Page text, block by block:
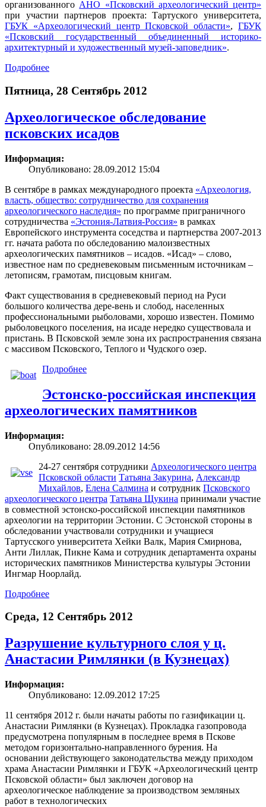
организованного АНО «Псковский археологический центр»
при участии партнеров проекта: Тартуского университета,
ГБУК «Археологический центр Псковской области»,ГБУК
«Псковский государственный объединенный историко-
архитектурный и художественный музей-заповедник».
Подробнее
Пятница, 28 Сентябрь 2012
Археологическое обследование
псковских исадов
Информация:
Опубликовано: 28.09.2012 15:04
В сентябре в рамках международного проекта «Археология,
власть, общество: сотрудничество для сохранения
археологического наследия» по программе приграничного
сотрудничества «Эстония-Латвия-Россия» в рамках
Европейского инструмента соседства и партнерства 2007-2013
гг. начата работа по обследованию малоизвестных
археологических памятников – исадов. «Исад» – слово,
известное нам по средневековым письменным источникам –
летописям, грамотам, писцовым книгам.
Факт существования в средневековый период на Руси
большого количества дере-вень и слобод, населенных
профессиональными рыболовами, хорошо известен. Помимо
рыболовецкого поселения, на исаде нередко существовала и
пристань. В Псковской земле зона их распространения связана
с массивом Псковского, Теплого и Чудского озер.
Подробнее
Эстонско-российская инспекция
археологических памятников
Информация:
Опубликовано: 28.09.2012 14:56
24-27 сентября сотрудники Археологического центра
Псковской области Татьяна Закурина, Александр
Михайлов, Елена Салмина и сотрудник Псковского
археологического центра Татьяна Щукина принимали участие
в совместной эстонско-российской инспекции памятников
археологии на территории Эстонии. С Эстонской стороны в
обследовании участвовали сотрудники и учащиеся
Тартусского университета Хейки Валк, Мария Смирнова,
Анти Лиллак, Пикне Кама и сотрудник департамента охраны
исторических памятников Министерства культуры Эстонии
Ингмар Ноорлайд.
Подробнее
Среда, 12 Сентябрь 2012
Разрушение культурного слоя у ц.
Анастасии Римлянки (в Кузнецах)
Информация:
Опубликовано: 12.09.2012 17:25
11 сентября 2012 г. были начаты работы по газификации ц.
Анастасии Римлянки (в Кузнецах). Прокладка газопровода
предусмотрена популярным в последнее время в Пскове
методом горизонтально-направленного бурения. На
основании действующего законодательства между приходом
храма Анастасии Римлянки и ГБУК «Археологический центр
Псковской области» был заключен договор на
археологическое наблюдение за производством земляных
работ в технологических